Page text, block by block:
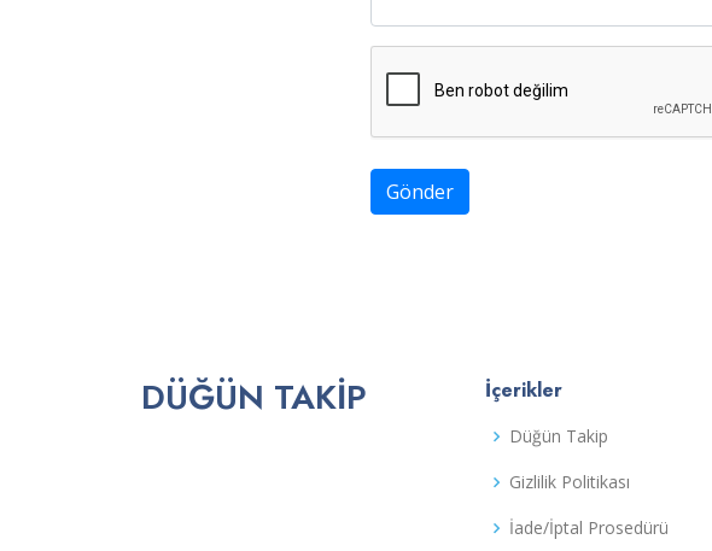
Gönder
DÜĞÜN TAKIP İçerikler
Düğün Takip
Gizlilik Politikası
İade/İptal Prosedürü